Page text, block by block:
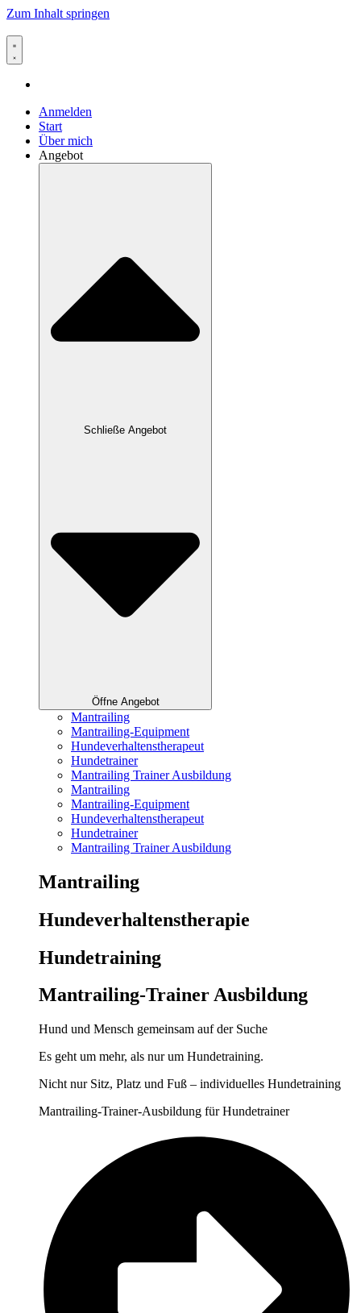
Zum Inhalt springen
Anmelden
Start
Über mich
Angebot
Schließe Angebot
Öffne Angebot
Mantrailing
Mantrailing-Equipment
Hundeverhaltenstherapeut
Hundetrainer
Mantrailing Trainer Ausbildung
Mantrailing
Mantrailing-Equipment
Hundeverhaltenstherapeut
Hundetrainer
Mantrailing Trainer Ausbildung
Mantrailing
Hunde­verhaltens­therapie
Hunde­training
Mantrailing-Trainer Ausbildung
Hund und Mensch gemeinsam auf der Suche
Es geht um mehr, als nur um Hundetraining.
Nicht nur Sitz, Platz und Fuß – individuelles Hundetraining
Mantrailing-Trainer-Ausbildung für Hundetrainer